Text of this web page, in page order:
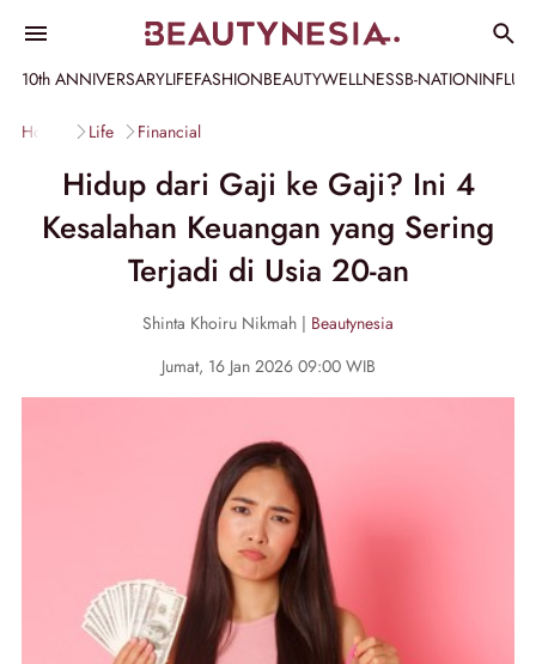
10th ANNIVERSARYLIFEFASHIONBEAUTYWELLNESSB-NATION
Home Life Financial
Hidup dari Gaji ke Gaji? Ini 4
Kesalahan Keuangan yang Sering
Terjadi di Usia 20-an
Shinta Khoiru Nikmah | Beautynesia
Jumat, 16 Jan 2026 09:00 WIB